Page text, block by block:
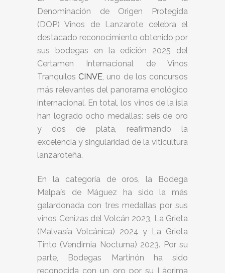
Denominación de Origen Protegida
(DOP) Vinos de Lanzarote celebra el
destacado reconocimiento obtenido por
sus bodegas en la edición 2025 del
Certamen Internacional de Vinos
Tranquilos CINVE, uno de los concursos
más relevantes del panorama enológico
internacional. En total, los vinos de la isla
han logrado ocho medallas: seis de oro
y dos de plata, reafirmando la
excelencia y singularidad de la viticultura
lanzaroteña.
En la categoría de oros, la Bodega
Malpaís de Máguez ha sido la más
galardonada con tres medallas por sus
vinos Cenizas del Volcán 2023, La Grieta
(Malvasía Volcánica) 2024 y La Grieta
Tinto (Vendimia Nocturna) 2023. Por su
parte, Bodegas Martinón ha sido
reconocida con un oro por su Lágrima